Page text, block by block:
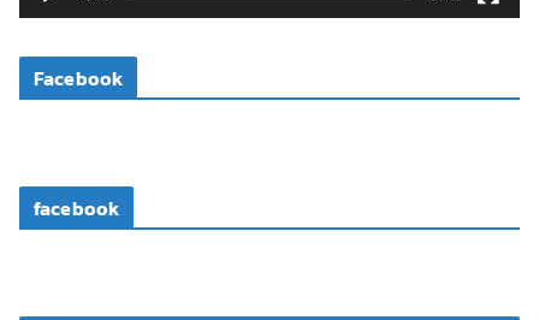
ดี
โ
Facebook
facebook